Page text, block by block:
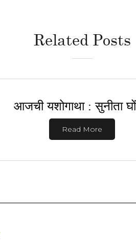
Related Posts
आजची यशोगाथा : सुनीता
Read More